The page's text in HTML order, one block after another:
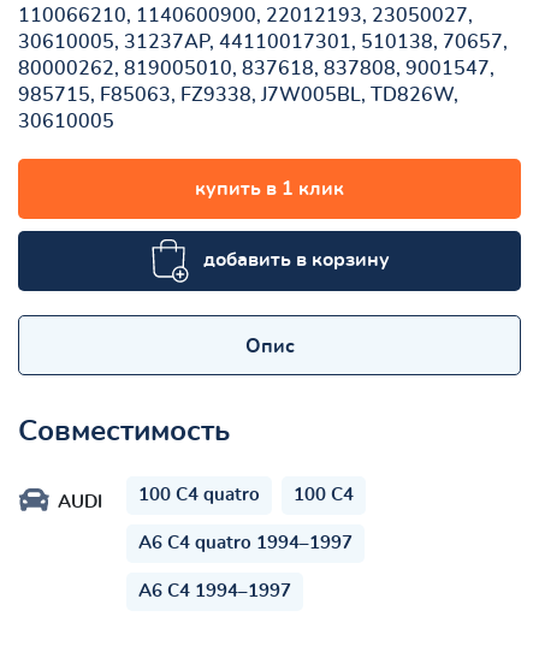
110066210, 1140600900, 22012193, 23050027,
30610005, 31237AP, 44110017301, 510138, 70657,
80000262, 819005010, 837618, 837808, 9001547,
985715, F85063, FZ9338, J7W005BL, TD826W,
30610005
купить в 1 клик
добавить в корзину
Опис
Совместимость
AUDI 100 C4 quatro 100 C4
A6 C4 quatro 1994–1997
A6 C4 1994–1997